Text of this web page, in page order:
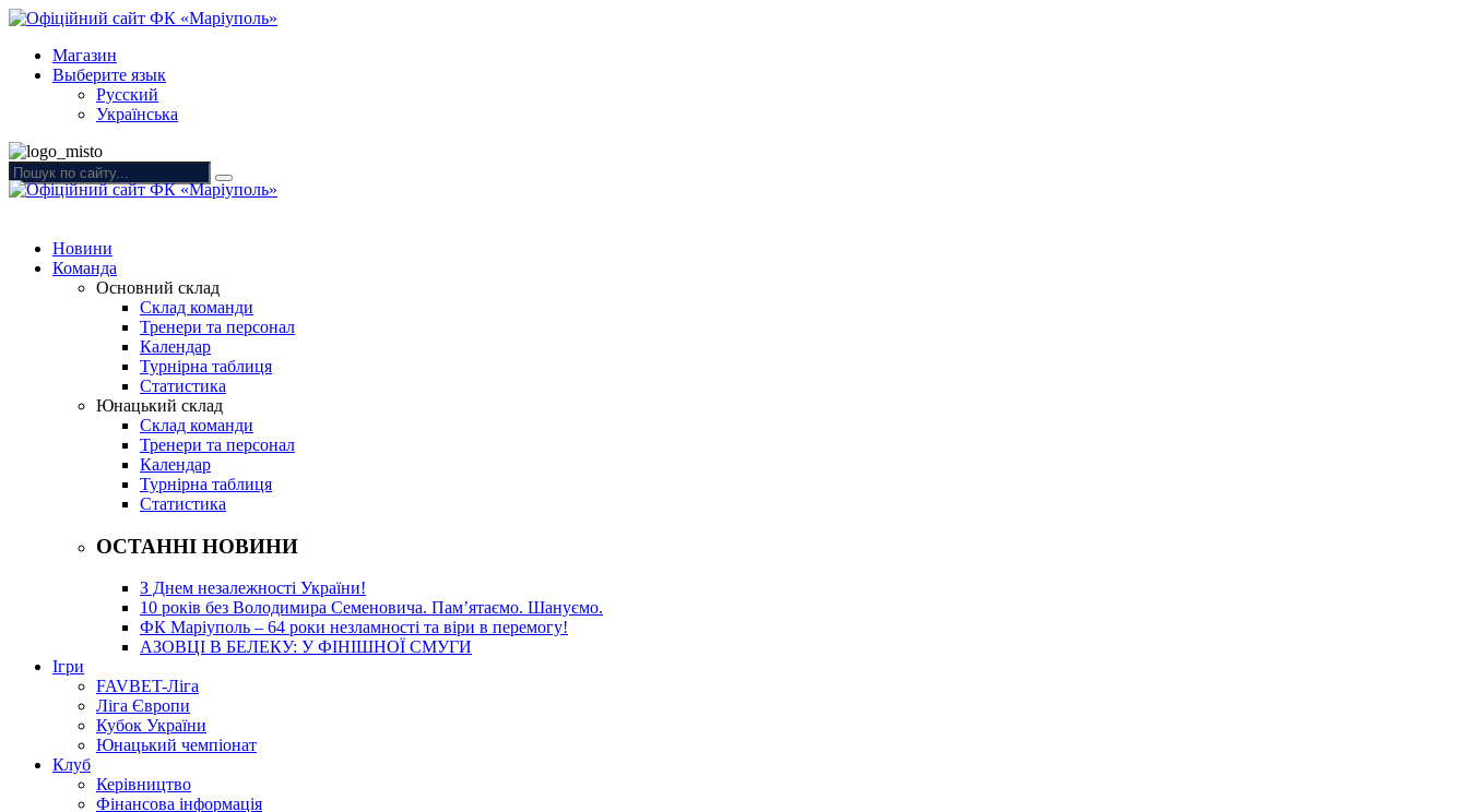
Магазин
Выберите язык
Русский
Українська
Новини
Команда
Основний склад
Склад команди
Тренери та персонал
Календар
Турнірна таблиця
Статистика
Юнацький склад
Склад команди
Тренери та персонал
Календар
Турнірна таблиця
Статистика
ОСТАННІ НОВИНИ
З Днем незалежності України!
10 років без Володимира Семеновича. Пам’ятаємо. Шануємо.
ФК Маріуполь – 64 роки незламності та віри в перемогу!
АЗОВЦІ В БЕЛЕКУ: У ФІНІШНОЇ СМУГИ
Ігри
FAVBET-Ліга
Ліга Європи
Кубок України
Юнацький чемпіонат
Клуб
Керівництво
Фінансова інформація